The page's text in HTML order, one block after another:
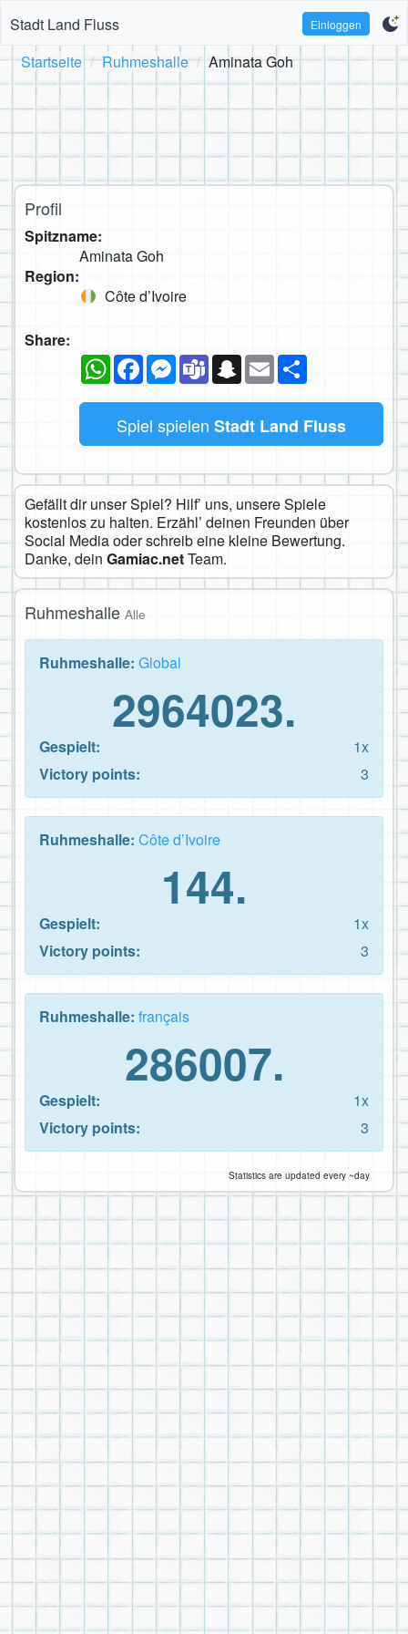
Stadt Land Fluss Einloggen
Startseite Ruhmeshalle Aminata Goh
Profil
Spitzname:
Aminata Goh
Region:
Côte d’Ivoire
Share:
WhatsAppFacebookMessenger
TeamsSnapchat
Email
Spiel spielen Stadt Land Fluss
Gefällt dir unser Spiel? Hilf’ uns, unsere Spiele
kostenlos zu halten. Erzähl’ deinen Freunden über
Social Media oder schreib eine kleine Bewertung.
Danke, dein Gamiac.netTeam.
Ruhmeshalle Alle
Ruhmeshalle: Global
2964023.
Gespielt:
1x
Victory points:
3
Ruhmeshalle: Côte d’Ivoire
144.
Gespielt:
1x
Victory points:
3
Ruhmeshalle: français
286007.
Gespielt:
1x
Victory points:
3
Statistics are updated every ~day